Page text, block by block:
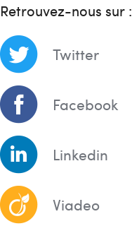
Retrouvez-nous sur :
Twitter
Facebook
Linkedin
Viadeo